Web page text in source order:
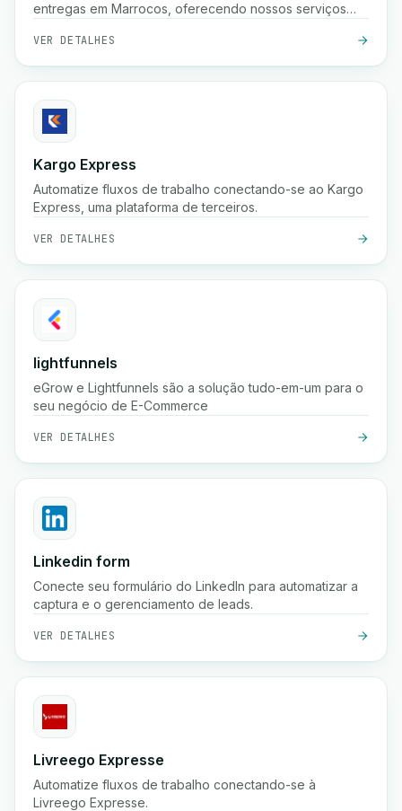
entregas em Marrocos, oferecendo nossos serviços
VER DETALHES
Kargo Express
Automatize fluxos de trabalho conectando-se ao Kargo
Express, uma plataforma de terceiros.
VER DETALHES
lightfunnels
eGrow e Lightfunnels são a solução tudo-em-um para o
seu negócio de E-Commerce
VER DETALHES
Linkedin form
Conecte seu formulário do LinkedIn para automatizar a
captura e o gerenciamento de leads.
VER DETALHES
Livreego Expresse
Automatize fluxos de trabalho conectando-se à
Livreego Expresse.